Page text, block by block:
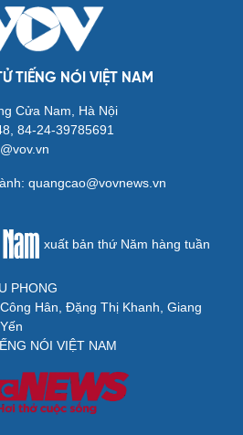
TIẾNG NÓI VIỆT NAM
Cửa Nam, Hà Nội
84-24-39785691
quangcao@vovnews.vn
xuất bản thứ Năm hàng tuần
PHONG
Hân, Đặng Thị Khanh, Giang
NÓI VIỆT NAM